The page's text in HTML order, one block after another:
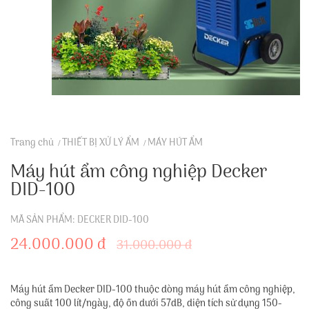
Trang chủ THIẾT BỊ XỬ LÝ ẨM MÁY HÚT ẨM
Máy hút ẩm công nghiệp Decker
DID-100
MÃ SẢN PHẨM: DECKER DID-100
24.000.000 đ 31.000.000 đ
Máy hút ẩm Decker DID-100 thuộc dòng máy hút ẩm công nghiệp,
công suất 100 lít/ngày, độ ồn dưới 57dB, diện tích sử dụng 150-